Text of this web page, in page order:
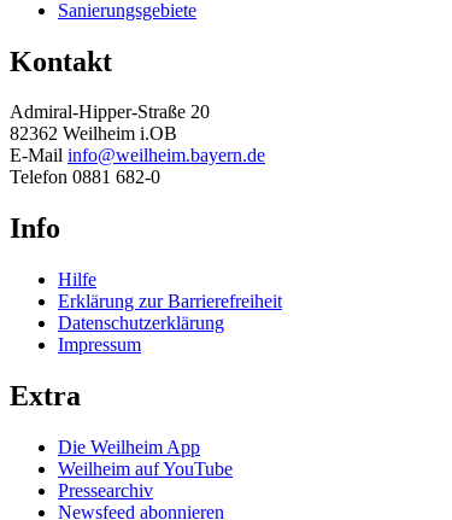
Sanierungsgebiete
Kontakt
Admiral-Hipper-Straße 20
82362 Weilheim i.OB
E-Mail info@weilheim.bayern.de
Telefon 0881 682-0
Info
Hilfe
Erklärung zur Barrierefreiheit
Datenschutzerklärung
Impressum
Extra
Die Weilheim App
Weilheim auf YouTube
Pressearchiv
Newsfeed abonnieren